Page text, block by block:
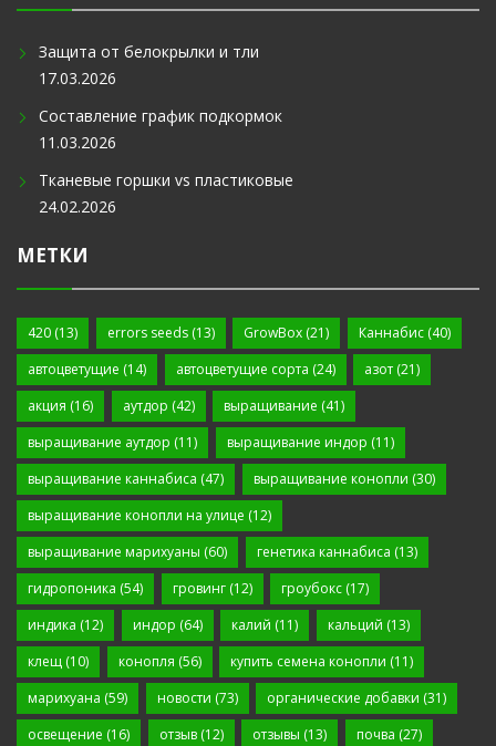
Защита от белокрылки и тли
17.03.2026
Составление график подкормок
11.03.2026
Тканевые горшки vs пластиковые
24.02.2026
МЕТКИ
420 (13) errors seeds(13) GrowBox (21) Каннабис(40)
автоцветущие (14) автоцветущие сорта (24) азот (21)
акция (16) аутдор (42) выращивание (41)
выращивание аутдор (11) выращивание индор (11)
выращивание каннабиса (47) выращивание конопли (30)
выращивание конопли на улице (12)
выращивание марихуаны (60) генетика каннабиса (13)
гидропоника (54) гровинг(12) гроубокс (17)
индика (12) индор (64) калий (11) кальций (13)
клещ (10) конопля (56) купить семена конопли (11)
марихуана (59) новости (73) органические добавки (31)
освещение (16) отзыв(12) отзывы (13) почва (27)